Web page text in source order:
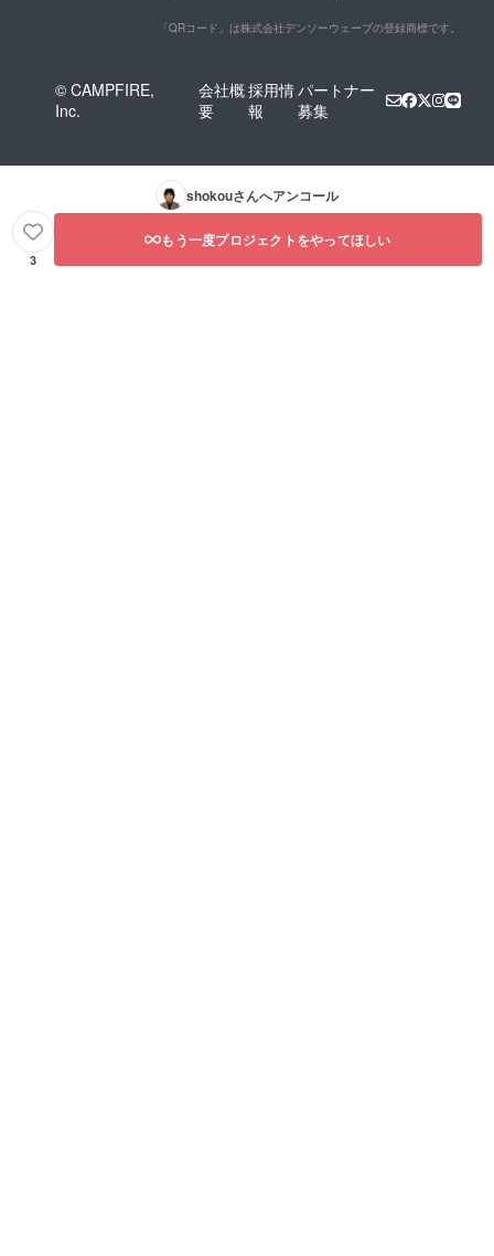
「QRコード」は株式会社デンソーウェーブの登録商標です。
© CAMPFIRE,
Inc.
会社概
要
採用情
報
パートナー
募集
shokouさんへアンコール
3
もう一度プロジェクトをやってほしい